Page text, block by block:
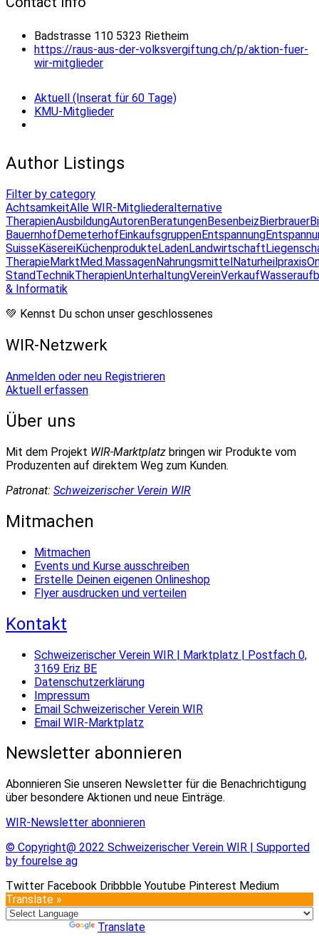
Badstrasse 110 5323 Rietheim
https://raus-aus-der-volksvergiftung.ch/p/aktion-fuer-
wir-mitglieder
Aktuell (Inserat für 60 Tage)
KMU-Mitglieder
Author Listings
Filter by category
AchtsamkeitAlle WIR-Mitgliederalternative
TherapienAusbildungAutorenBeratungenBesenbeizBierbrauer
BauernhofDemeterhofEinkaufsgruppenEntspannung
SuisseKäsereiKüchenprodukteLadenLandwirtschaft
TherapieMarktMed.MassagenNahrungsmittelNaturheilpraxis
StandTechnikTherapienUnterhaltungVereinVerkauf
& Informatik
💚 Kennst Du schon unser geschlossenes
WIR-Netzwerk
Anmelden oder neu Registrieren
Aktuell erfassen
Über uns
Mit dem Projekt WIR-Marktplatz bringen wir Produkte vom
Produzenten auf direktem Weg zum Kunden.
Patronat: Schweizerischer Verein WIR
Mitmachen
Mitmachen
Events und Kurse ausschreiben
Erstelle Deinen eigenen Onlineshop
Flyer ausdrucken und verteilen
Kontakt
Schweizerischer Verein WIR | Marktplatz | Postfach 0,
3169 Eriz BE
Datenschutzerklärung
Impressum
Email Schweizerischer Verein WIR
Email WIR-Marktplatz
Newsletter abonnieren
Abonnieren Sie unseren Newsletter für die Benachrichtigung
über besondere Aktionen und neue Einträge.
WIR-Newsletter abonnieren
© Copyright@ 2022 Schweizerischer Verein WIR | Supported
by fourelse ag
Twitter Facebook Dribbble Youtube Pinterest Medium
Translate »
Translate